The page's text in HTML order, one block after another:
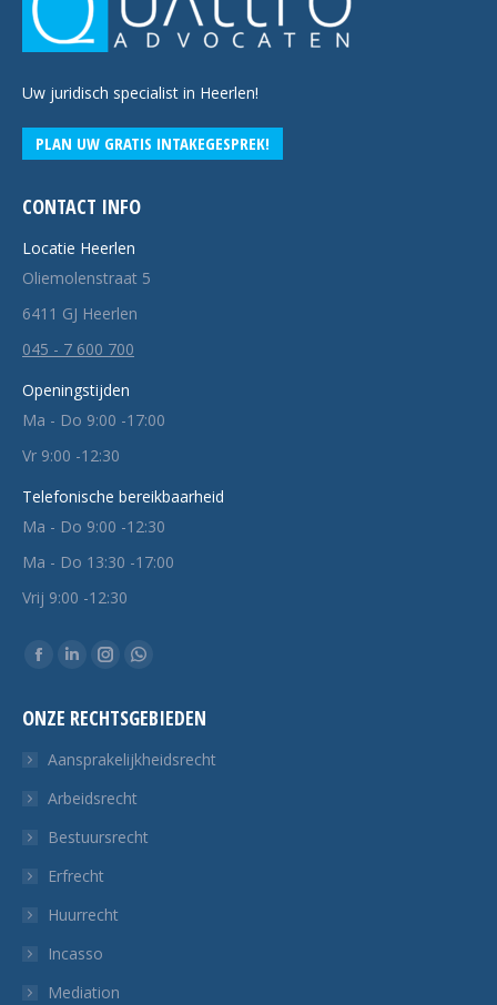
Uw juridisch specialist in Heerlen!
PLAN UW GRATIS INTAKEGESPREK!
CONTACT INFO
Locatie Heerlen
Oliemolenstraat 5
6411 GJ Heerlen
045 - 7 600 700
Openingstijden
Ma - Do 9:00 -17:00
Vr 9:00 -12:30
Telefonische bereikbaarheid
Ma - Do 9:00 -12:30
Ma - Do 13:30 -17:00
Vrij 9:00 -12:30
Vind ons op:
Facebook
opent
nieuw
tabblad
Linkedin
opent
in
nieuw
tabblad
Instagram
opent
in
nieuw
tabblad
Whatsapp
opent
in
tabblad
ONZE RECHTSGEBIEDEN
Aansprakelijkheidsrecht
Arbeidsrecht
Bestuursrecht
Erfrecht
Huurrecht
Incasso
Mediation